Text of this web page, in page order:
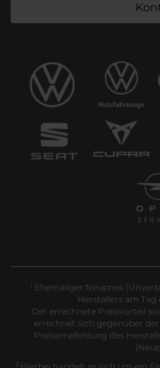
1 Ehemaliger Neupreis
Herstellers am Tag
Der errechnete Preisvorteil
errechnet sich gegenüber
Preisempfehlung des
2